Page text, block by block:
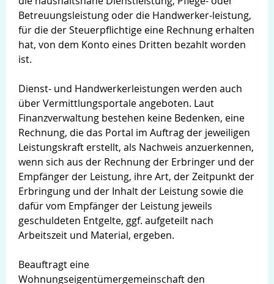
Betreuungsleistung oder die Handwerker-leistung,
für die der Steuerpflichtige eine Rechnung erhalten
hat, von dem Konto eines Dritten bezahlt worden
ist.
Dienst- und Handwerkerleistungen werden auch
über Vermittlungsportale angeboten. Laut
Finanzverwaltung bestehen keine Bedenken, eine
Rechnung, die das Portal im Auftrag der jeweiligen
Leistungskraft erstellt, als Nachweis anzuerkennen,
wenn sich aus der Rechnung der Erbringer und der
Empfänger der Leistung, ihre Art, der Zeitpunkt der
Erbringung und der Inhalt der Leistung sowie die
dafür vom Empfänger der Leistung jeweils
geschuldeten Entgelte, ggf. aufgeteilt nach
Arbeitszeit und Material, ergeben.
Beauftragt eine
Wohnungseigentümergemeinschaft den